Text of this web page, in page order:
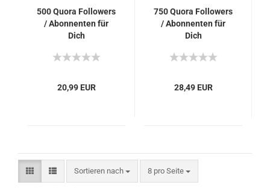
500 Quora Fol­lowers
/ Abon­nen­ten für
Dich
20,99 EUR
750 Quora Fol­lowers
/ Abon­nen­ten für
Dich
28,49 EUR
Sortieren nach
Sortieren nach 8 pro Seite
pro Seite